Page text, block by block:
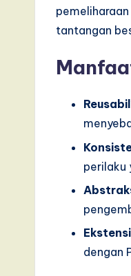
tantangan
perilaku
dengan